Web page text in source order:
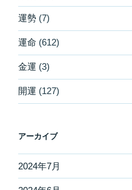
運勢 (7)
運命 (612)
金運 (3)
開運 (127)
アーカイブ
2024年7月